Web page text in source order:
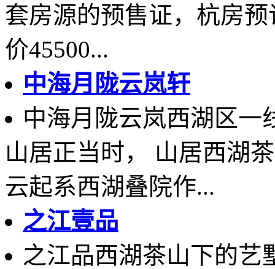
套房源的预售证，杭房
价45500...
中海月陇云岚轩
中海月陇云岚西湖区一
山居正当时， 山居西湖
云起系西湖叠院作...
之江壹品
之江品西湖茶山下的艺